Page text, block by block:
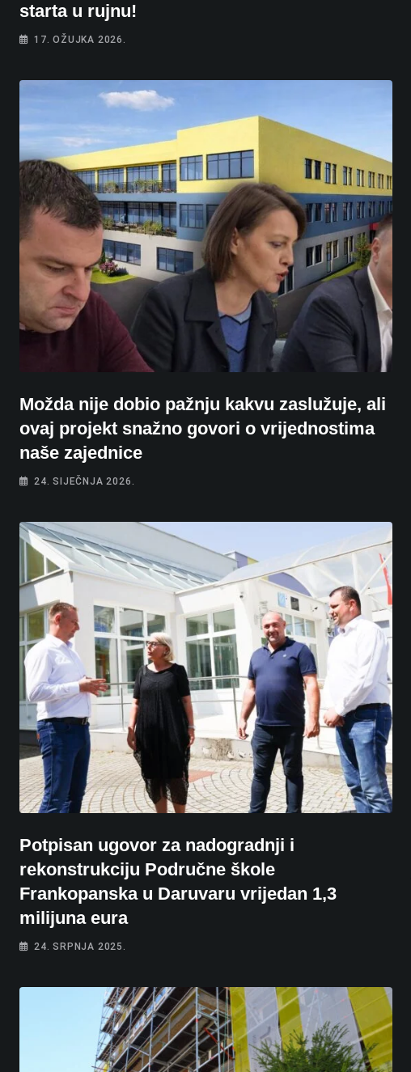
starta u rujnu!
17. OŽUJKA 2026.
Možda nije dobio pažnju kakvu zaslužuje, ali
ovaj projekt snažno govori o vrijednostima
naše zajednice
24. SIJEČNJA 2026.
Potpisan ugovor za nadogradnji i
rekonstrukciju Područne škole
Frankopanska u Daruvaru vrijedan 1,3
milijuna eura
24. SRPNJA 2025.